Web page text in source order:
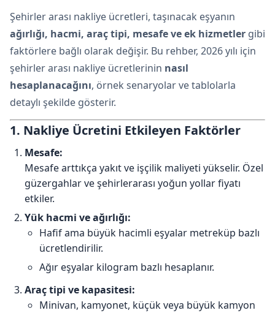
Şehirler arası nakliye ücretleri, taşınacak eşyanın
ağırlığı, hacmi, araç tipi, mesafe ve ek hizmetler gibi
faktörlere bağlı olarak değişir. Bu rehber, 2026 yılı için
şehirler arası nakliye ücretlerinin nasıl
hesaplanacağını, örnek senaryolar ve tablolarla
detaylı şekilde gösterir.
1. Nakliye Ücretini Etkileyen Faktörler
Mesafe:
Mesafe arttıkça yakıt ve işçilik maliyeti yükselir. Özel
güzergahlar ve şehirlerarası yoğun yollar fiyatı
etkiler.
Yük hacmi ve ağırlığı:
Hafif ama büyük hacimli eşyalar metreküp bazlı
ücretlendirilir.
Ağır eşyalar kilogram bazlı hesaplanır.
Araç tipi ve kapasitesi:
Minivan, kamyonet, küçük veya büyük kamyon